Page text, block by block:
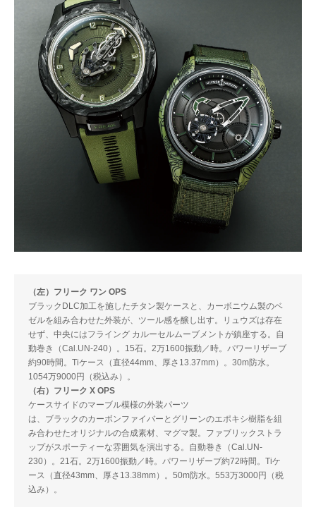
（左）フリーク ワン OPS
ブラックDLC加工を施したチタン製ケースと、カーボニウム製のベ
ゼルを組み合わせた外装が、ツール感を醸し出す。リュウズは存在
せず、中央にはフライング カルーセルムーブメントが鎮座する。自
動巻き（Cal.UN-240）。15石。2万1600振動／時。パワーリザーブ
約90時間。Tiケース（直径44mm、厚さ13.37mm）。30m防水。
1054万9000円（税込み）。
（右）フリーク X OPS
ケースサイドのマーブル模様の外装パーツ
は、ブラックのカーボンファイバーとグリーンのエポキシ樹脂を組
み合わせたオリジナルの合成素材、マグマ製。ファブリックストラ
ップがスポーティーな雰囲気を演出する。自動巻き（Cal.UN-
230）。21石。2万1600振動／時。パワーリザーブ約72時間。Tiケ
ース（直径43mm、厚さ13.38mm）。50m防水。553万3000円（税
込み）。